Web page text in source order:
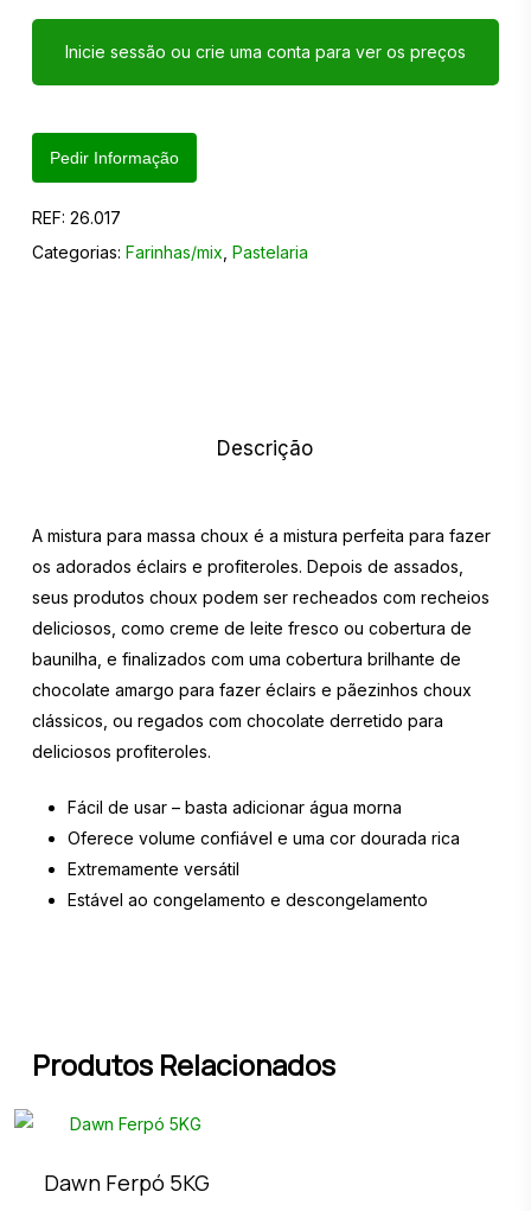
Inicie sessão ou crie uma conta para ver os preços
Pedir Informação
REF: 26.017
Categorias: Farinhas/mix Pastelaria
Descrição
A mistura para massa choux é a mistura perfeita para fazer
os adorados éclairs e profiteroles. Depois de assados,
seus produtos choux podem ser recheados com recheios
deliciosos, como creme de leite fresco ou cobertura de
baunilha, e finalizados com uma cobertura brilhante de
chocolate amargo para fazer éclairs e pãezinhos choux
clássicos, ou regados com chocolate derretido para
deliciosos profiteroles.
Fácil de usar – basta adicionar água morna
Oferece volume confiável e uma cor dourada rica
Extremamente versátil
Estável ao congelamento e descongelamento
Produtos Relacionados
Dawn Ferpó 5KG